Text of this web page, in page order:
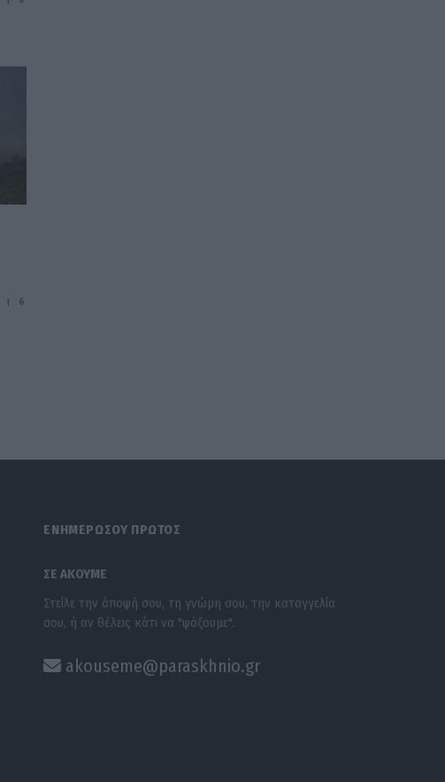
6
ΕΝΗΜΕΡΩΣΟΥ ΠΡΩΤΟΣ
ΣΕ ΑΚΟΥΜΕ
Στείλε την άποψή σου, τη γνώμη σου, την καταγγελία
σου, ή αν θέλεις κάτι να "ψάξουμε".
akouseme@paraskhnio.gr